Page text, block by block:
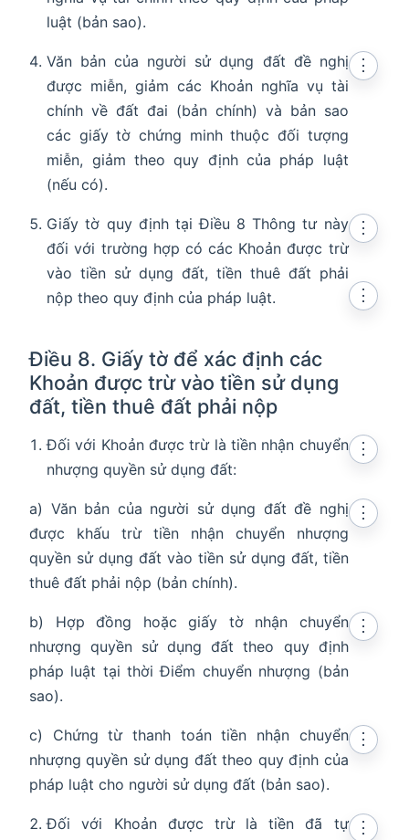
luật (bản sao).
Văn bản của người sử dụng đất đề nghị
được miễn, giảm các Khoản nghĩa vụ tài
chính về đất đai (bản chính) và bản sao
các giấy tờ chứng minh thuộc đối tượng
miễn, giảm theo quy định của pháp luật
(nếu có).
⋮
Giấy tờ quy định tại Điều 8 Thông tư này
đối với trường hợp có các Khoản được trừ
vào tiền sử dụng đất, tiền thuê đất phải
nộp theo quy định của pháp luật.
⋮
Điều 8. Giấy tờ để xác định các
Khoản được trừ vào tiền sử dụng
đất, tiền thuê đất phải nộp
⋮
Đối với Khoản được trừ là tiền nhận chuyển
nhượng quyền sử dụng đất:
⋮
a) Văn bản của người sử dụng đất đề nghị
được khấu trừ tiền nhận chuyển nhượng
quyền sử dụng đất vào tiền sử dụng đất, tiền
thuê đất phải nộp (bản chính).
⋮
b) Hợp đồng hoặc giấy tờ nhận chuyển
nhượng quyền sử dụng đất theo quy định
pháp luật tại thời Điểm chuyển nhượng (bản
sao).
⋮
c) Chứng từ thanh toán tiền nhận chuyển
nhượng quyền sử dụng đất theo quy định của
pháp luật cho người sử dụng đất (bản sao).
⋮
Đối với Khoản được trừ là tiền đã tự
⋮